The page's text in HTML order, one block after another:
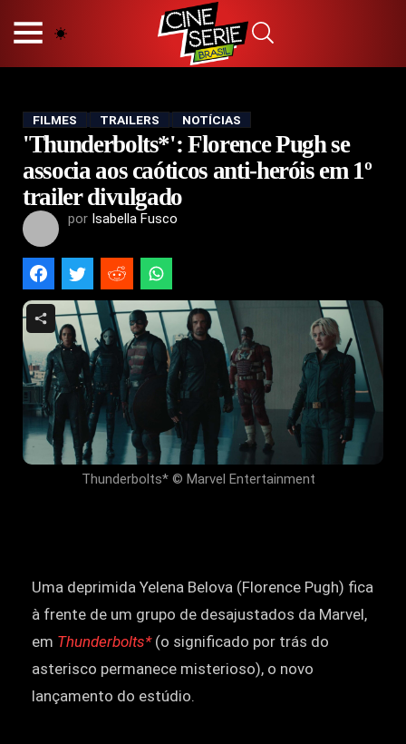
POLÍTICA DE PRIVACIDADE
TERMOS E CONDIÇÕES
CONTATO
Hot
Popular
Tendência
Filmes
Séries
Novelas
FILMES TRAILERS NOTÍCIAS
'Thunderbolts*': Florence Pugh se
associa aos caóticos anti-heróis em 1º
trailer divulgado
por Isabella Fusco
Thunderbolts* © Marvel Entertainment
Uma deprimida Yelena Belova (Florence Pugh) fica
à frente de um grupo de desajustados da Marvel,
em Thunderbolts*(o significado por trás do
asterisco permanece misterioso), o novo
lançamento do estúdio.